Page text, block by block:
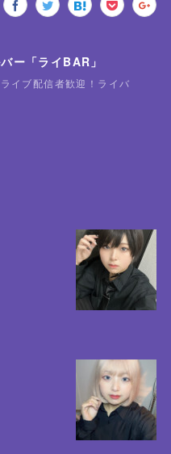
ー「ライBAR」
イブ配信者歓迎！ライバ